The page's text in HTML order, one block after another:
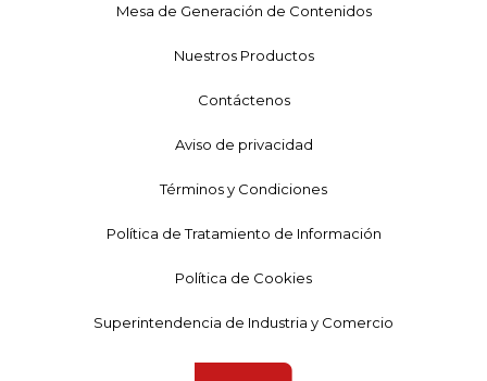
Mesa de Generación de Contenidos
Nuestros Productos
Contáctenos
Aviso de privacidad
Términos y Condiciones
Política de Tratamiento de Información
Política de Cookies
Superintendencia de Industria y Comercio